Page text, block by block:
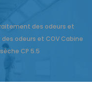
des odeurs et
odeurs et COV Cabine
CP 5.5